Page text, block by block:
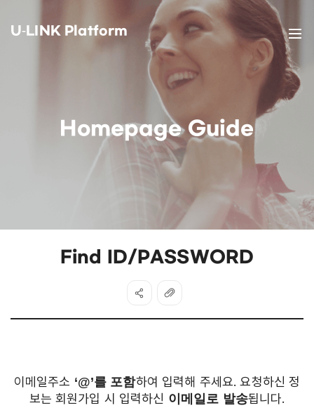
U-LINK Platform
Homepage Guide
Find ID/PASSWORD
이메일주소 ‘@’를 포함하여 입력해 주세요.요청하신 정
보는 회원가입 시 입력하신 이메일로 발송됩니다.